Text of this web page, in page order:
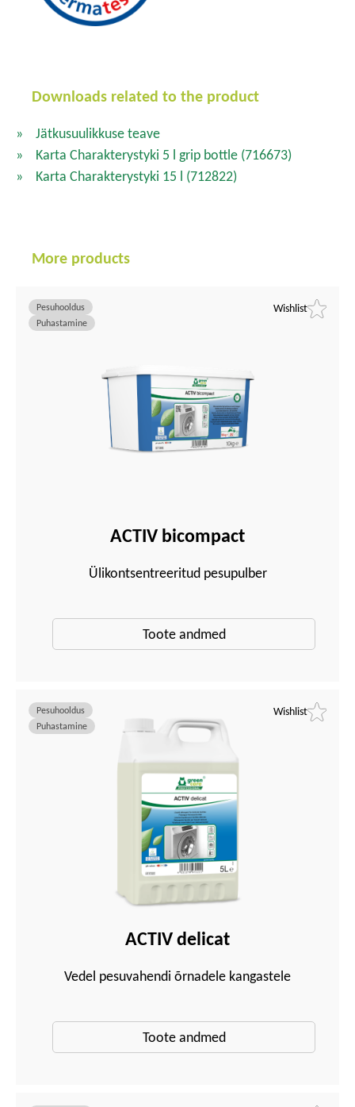
Downloads related to the product
Jätkusuulikkuse teave
Karta Charakterystyki 5 l grip bottle (716673)
Karta Charakterystyki 15 l (712822)
More products
Wishlist
ACTIV bicompact
Ülikontsentreeritud pesupulber
Pesuhooldus
Puhastamine
Toote andmed
Wishlist
ACTIV delicat
Vedel pesuvahendi õrnadele kangastele
Pesuhooldus
Puhastamine
Toote andmed